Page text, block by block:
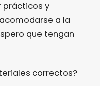
prácticos y
a la
que tengan
correctos?